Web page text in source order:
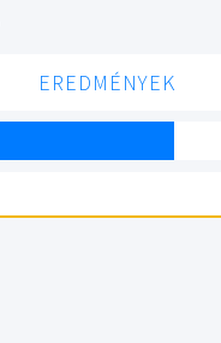
EREDMÉNYEK